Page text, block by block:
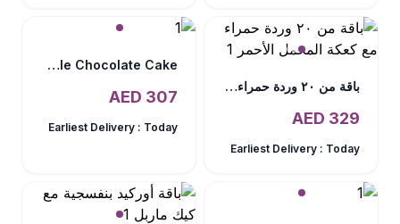
باقة من ٢٠ وردة حمراء مع كعكة المخمل الأحمر
329
Earliest Delivery : Today
Elegant 12 Roses In Vase and Triple Chocolate Cake
307
Earliest Delivery : Today